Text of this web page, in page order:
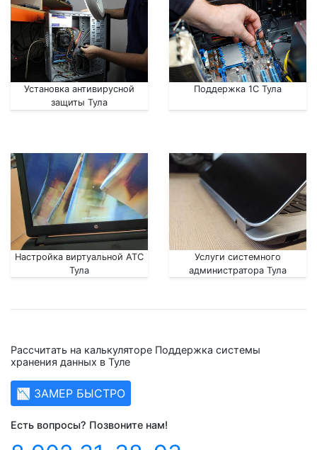
Установка антивирусной
защиты Тула
Поддержка 1С Тула
Настройка виртуальной АТС
Тула
Услуги системного
администратора Тула
Рассчитать на калькуляторе Поддержка системы
хранения данных в Туле
📉 ЗАМЕР БЫСТРО
Есть вопросы? Позвоните нам!